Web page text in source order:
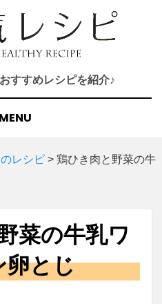
すすめレシピを紹介♪
MENU
レシピ > 鶏ひき肉と野菜の牛
菜の牛乳ワ
卵とじ